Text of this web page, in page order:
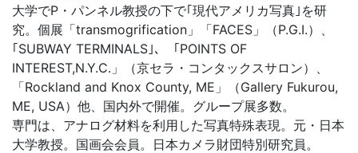
大学でP・パンネル教授の下で｢現代アメリカ写真｣を研
究。個展「transmogrification」「FACES」（P.G.I.）、
｢SUBWAY TERMINALS｣、「POINTS OF
INTEREST,N.Y.C.」（京セラ・コンタックスサロン）、
「Rockland and Knox County, ME」（Gallery Fukurou,
ME, USA）他、国内外で開催。グループ展多数。
専門は、アナログ材料を利用した写真特殊表現。元・日本
大学教授。国画会会員。日本カメラ財団特別研究員。